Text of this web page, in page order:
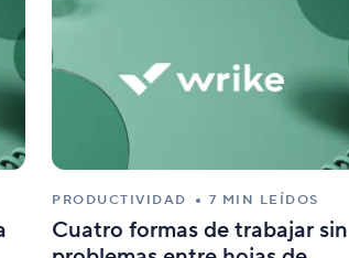
PRODUCTIVIDAD 7 MIN LEÍDOS
Cuatro formas de trabajar sin